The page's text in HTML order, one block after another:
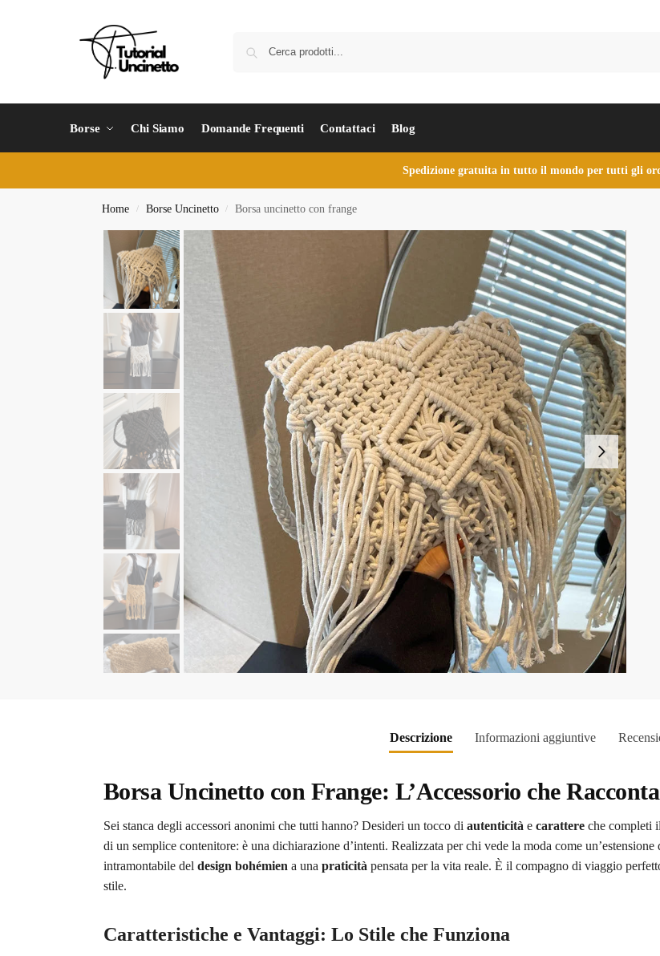
Borse Chi Siamo Domande Frequenti Contattaci Blog
Spedizione gratuita in tutto il mondo per tutti gli
Home / Borse Uncinetto / Borsa uncinetto con frange
Descrizione Informazioni aggiuntive
Borsa Uncinetto con Frange: L’Accessorio che
Sei stanca degli accessori anonimi che tutti hanno? Desideri un tocco di autenticità e carattereche completi
di un semplice contenitore: è una dichiarazione d’intenti. Realizzata per chi vede la moda come un’estensione
intramontabile del design bohémien a una praticità pensata per la vita reale. È il compagno di viaggio
stile.
Caratteristiche e Vantaggi: Lo Stile che Funziona